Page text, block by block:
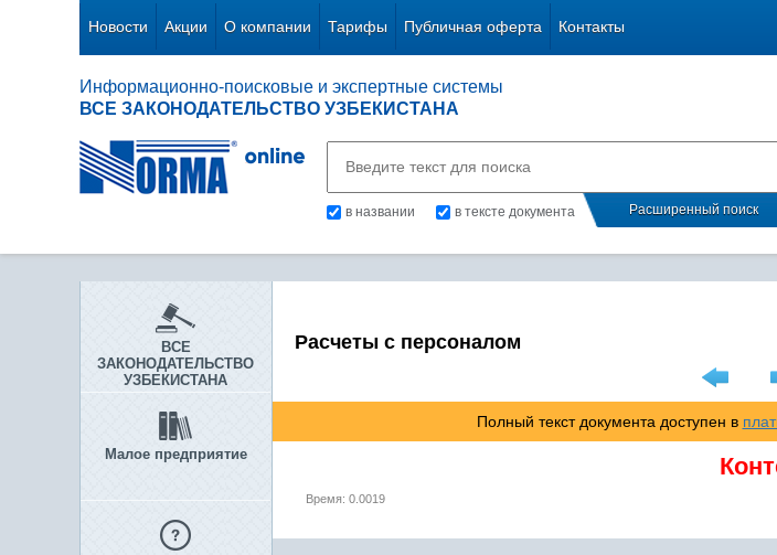
Новости Акции О компании Тарифы Публичная оферта Контакты
Информационно-поисковые и экспертные системы
ВСЕ ЗАКОНОДАТЕЛЬСТВО УЗБЕКИСТАНА
в названии в тексте документа Расширенный поиск
ВСЕ
ЗАКОНОДАТЕЛЬСТВО
УЗБЕКИСТАНА
Малое предприятие
Расчеты с персоналом
Полный текст документа доступен в
Время: 0.0019